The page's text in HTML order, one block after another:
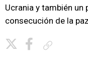
Ucrania y también
consecución de la